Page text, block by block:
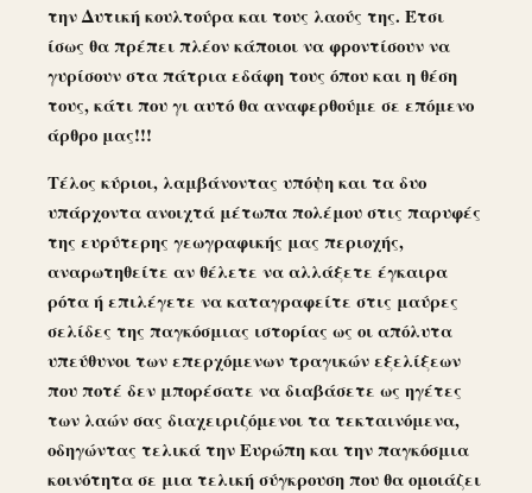
την Δυτική κουλτούρα και τους λαούς της. Έτσι
ίσως θα πρέπει πλέον κάποιοι να φροντίσουν να
γυρίσουν στα πάτρια εδάφη τους όπου και η θέση
τους, κάτι που γι αυτό θα αναφερθούμε σε επόμενο
άρθρο μας!!!
Τέλος κύριοι, λαμβάνοντας υπόψη και τα δυο
υπάρχοντα ανοιχτά μέτωπα πολέμου στις παρυφές
της ευρύτερης γεωγραφικής μας περιοχής,
αναρωτηθείτε αν θέλετε να αλλάξετε έγκαιρα
ρότα ή επιλέγετε να καταγραφείτε στις μαύρες
σελίδες της παγκόσμιας ιστορίας ως οι απόλυτα
υπεύθυνοι των επερχόμενων τραγικών εξελίξεων
που ποτέ δεν μπορέσατε να διαβάσετε ως ηγέτες
των λαών σας διαχειριζόμενοι τα τεκταινόμενα,
οδηγώντας τελικά την Ευρώπη και την παγκόσμια
κοινότητα σε μια τελική σύγκρουση που θα ομοιάζει